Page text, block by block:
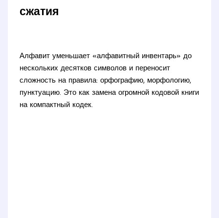
сжатия
Алфавит уменьшает «алфавитный инвентарь» до
нескольких десятков символов и переносит
сложность на правила: орфографию, морфологию,
пунктуацию. Это как замена огромной кодовой книги
на компактный кодек.